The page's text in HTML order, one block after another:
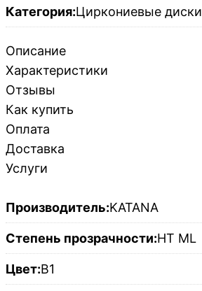
Категория:Циркониевые диски
Описание
Характеристики
Отзывы
Как купить
Оплата
Доставка
Услуги
Производитель:KATANA
Степень прозрачности:HT ML
Цвет:B1